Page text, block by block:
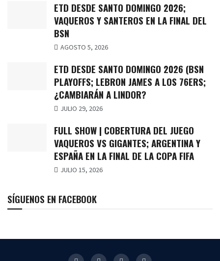
ETD DESDE SANTO DOMINGO 2026;
VAQUEROS Y SANTEROS EN LA FINAL DEL
BSN
AGOSTO 5, 2026
ETD DESDE SANTO DOMINGO 2026 (BSN
PLAYOFFS; LEBRON JAMES A LOS 76ERS;
¿CAMBIARÁN A LINDOR?
JULIO 29, 2026
FULL SHOW | COBERTURA DEL JUEGO
VAQUEROS VS GIGANTES; ARGENTINA Y
ESPAÑA EN LA FINAL DE LA COPA FIFA
JULIO 15, 2026
SÍGUENOS EN FACEBOOK